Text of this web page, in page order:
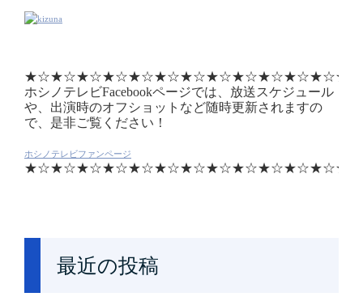
★☆★☆★☆★☆★☆★☆★☆★☆★☆★☆★☆★☆★☆
ホシノテレビFacebookページでは、放送スケジュール
や、出演時のオフショットなど随時更新されますの
で、是非ご覧ください！
ホシノテレビファンページ
★☆★☆★☆★☆★☆★☆★☆★☆★☆★☆★☆★☆★☆
最近の投稿